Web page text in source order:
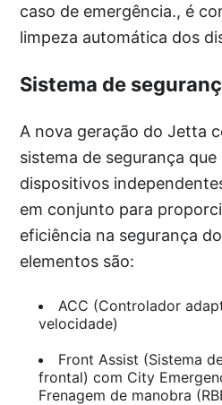
caso de emergência., é
limpeza automática dos
Sistema de
A nova geração do Jetta
sistema de segurança
dispositivos
em conjunto para
eficiência na segurança
elementos são:
ACC (Controlador
velocidade)
Front Assist (Sistema
frontal) com City
Frenagem de manobra